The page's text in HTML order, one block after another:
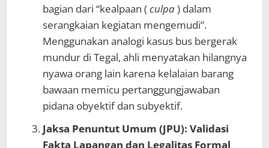
bagian dari “kealpaan (culpa) dalam
serangkaian kegiatan mengemudi”.
Menggunakan analogi kasus bus bergerak
mundur di Tegal, ahli menyatakan hilangnya
nyawa orang lain karena kelalaian barang
bawaan memicu pertanggungjawaban
pidana obyektif dan subyektif.
Jaksa Penuntut Umum (JPU): Validasi
Fakta Lapangan dan Legalitas Formal